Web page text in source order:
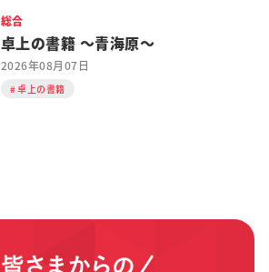
総合
卓上の書籍 ～青海原～
2026年08月07日
卓上の書籍